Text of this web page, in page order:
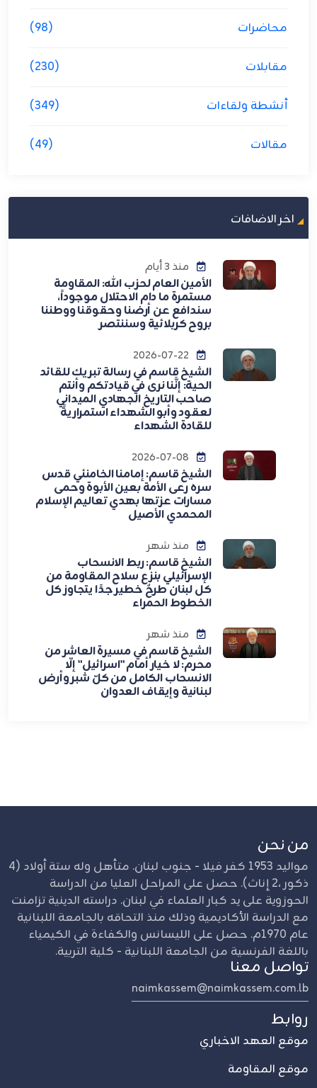
محاضرات (98)
مقابلات (230)
أنشطة ولقاءات (349)
مقالات (49)
اخر الاضافات
منذ 3 أيام
الأمين العام لحزب الله: المقاومة
مستمرة ما دام الاحتلال موجوداً،
سندافع عن أرضنا وحقوقنا ووطننا
بروح كربلائية وسننتصر
الشيخ قاسم في رسالة تبريك للقائد
الحية: إنَّنا نرى في قيادتكم وأنتم
صاحب التاريخ الجهادي الميداني
لعقود وأبو الشهداء استمراريةً
للقادة الشهداء
الشيخ قاسم: إمامنا الخامنئي قدس
سره رعى الأمة بعين الأبوة وحمى
مسارات عزتها بهدي تعاليم الإسلام
المحمدي الأصيل
منذ شهر
الشيخ قاسم: ربط الانسحاب
الإسرائيلي بنزع سلاح المقاومة من
كل لبنان طرحٌ خطير جدًا يتجاوز كل
الخطوط الحمراء
منذ شهر
الشيخ قاسم في مسيرة العاشر من
محرم: لا خيار أمام "اسرائيل" إلّا
الانسحاب الكامل من كلّ شبر وأرض
لبنانية وإيقاف العدوان
من نحن
مواليد 1953 كفر فيلا - جنوب لبنان. متأهل وله ستة أولاد (4
ذكور ،2 إناث). حصل على المراحل العليا من الدراسة
الحوزوية على يد كبار العلماء في لبنان. دراسته الدينية تزامنت
مع الدراسة الأكاديمية وذلك منذ التحاقه بالجامعة اللبنانية
عام 1970م. حصل على الليسانس والكفاءة في الكيمياء
باللغة الفرنسية من الجامعة اللبنانية - كلية التربية.
تواصل معنا
naimkassem@naimkassem.com.lb
روابط
موقع العهد الاخباري
موقع المقاومة